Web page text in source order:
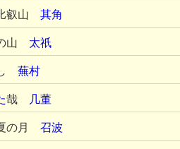
叡山 其角
山 太祇
蕪村
哉 几董
の月 召波